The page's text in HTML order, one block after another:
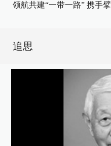
领航共建“一带一路” 携手
追思